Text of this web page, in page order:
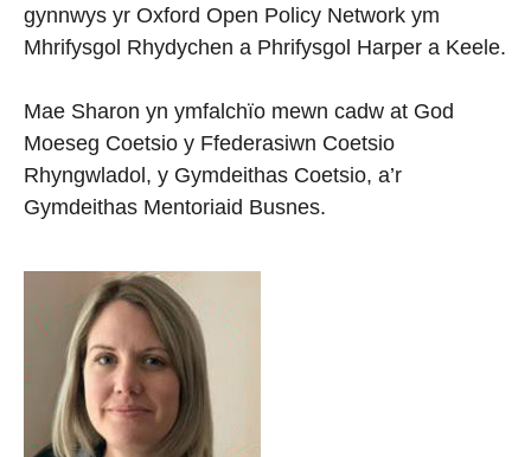
gynnwys yr Oxford Open Policy Network ym
Mhrifysgol Rhydychen a Phrifysgol Harper a Keele.
Mae Sharon yn ymfalchïo mewn cadw at God
Moeseg Coetsio y Ffederasiwn Coetsio
Rhyngwladol, y Gymdeithas Coetsio, a’r
Gymdeithas Mentoriaid Busnes.